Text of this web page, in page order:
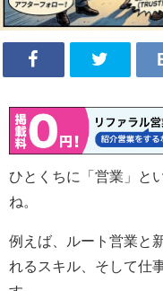
ひとくちに「営業」と
ね。
例えば、ルート営業と
れるスキル、そして仕